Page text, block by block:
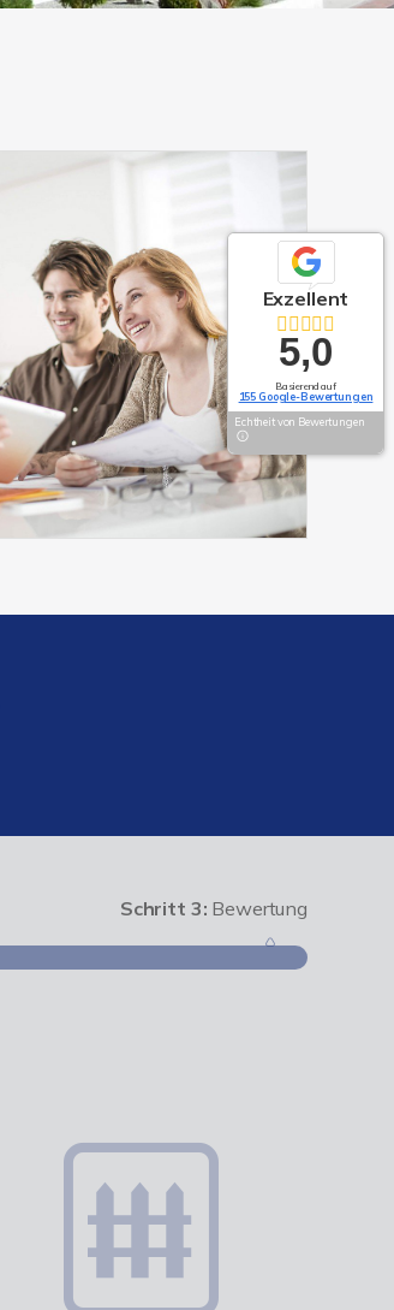
Schritt 3: Bewertung
Exzellent
5,0
Basierend auf
155 Google-Bewertungen
Echtheit von Bewertungen